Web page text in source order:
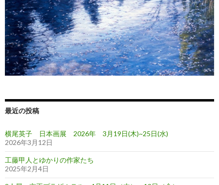
最近の投稿
横尾英子 日本画展 2026年 3月19日(木)~25日(水)
2026年3月12日
工藤甲人とゆかりの作家たち
2025年2月4日